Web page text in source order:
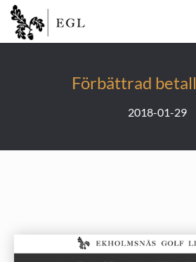
Förbättrad
2018-01-29